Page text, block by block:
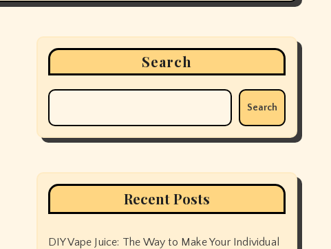
Search
Search
Recent Posts
DIY Vape Juice: The Way to Make Your Individual